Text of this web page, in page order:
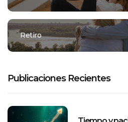
Retiro
Publicaciones Recientes